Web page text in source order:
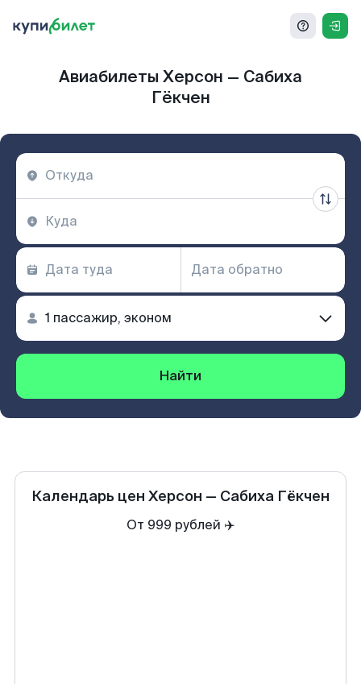
Авиабилеты Херсон — Сабиха
Гёкчен
Найти
Календарь цен Херсон — Сабиха Гёкчен
От 999 рублей ✈️